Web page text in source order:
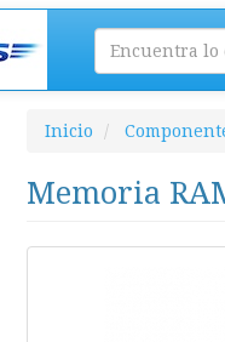
Inicio
Memoria